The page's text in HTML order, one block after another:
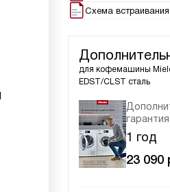
Схема
для кофемашины
EDST/CLST сталь
гарантия
1 год
23 090